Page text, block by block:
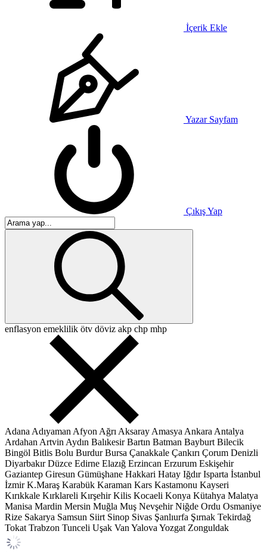
İçerik Ekle
Yazar Sayfam
Çıkış Yap
enflasyon emeklilik ötv döviz akp chp mhp
Adana Adıyaman Afyon Ağrı Aksaray Amasya Ankara Antalya
Ardahan Artvin Aydın Balıkesir Bartın Batman Bayburt Bilecik
Bingöl Bitlis Bolu Burdur Bursa Çanakkale Çankırı Çorum Denizli
Diyarbakır Düzce Edirne Elazığ Erzincan Erzurum Eskişehir
Gaziantep Giresun Gümüşhane Hakkari Hatay Iğdır Isparta İstanbul
İzmir K.Maraş Karabük Karaman Kars Kastamonu Kayseri
Kırıkkale Kırklareli Kırşehir Kilis Kocaeli Konya Kütahya Malatya
Manisa Mardin Mersin Muğla Muş Nevşehir Niğde Ordu Osmaniye
Rize Sakarya Samsun Siirt Sinop Sivas Şanlıurfa Şırnak Tekirdağ
Tokat Trabzon Tunceli Uşak Van Yalova Yozgat Zonguldak